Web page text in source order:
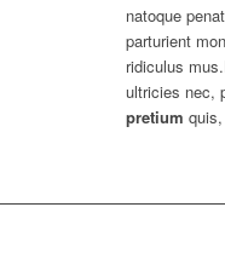
natoque
parturient
ridiculus
ultricies nec,
pretium